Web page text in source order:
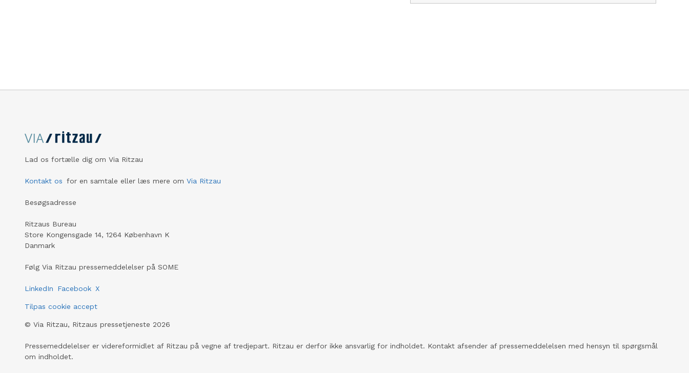
Lad os fortælle dig om Via Ritzau
Kontakt os for en samtale eller læs mere om Via Ritzau
Besøgsadresse
Ritzaus Bureau
Store Kongensgade 14, 1264 København K
Danmark
Følg Via Ritzau pressemeddelelser på SOME
LinkedIn Facebook X
Tilpas cookie accept
© Via Ritzau, Ritzaus pressetjeneste 2026
Pressemeddelelser er videreformidlet af Ritzau på vegne af tredjepart. Ritzau er derfor ikke ansvarlig for indholdet. Kontakt afsender af pressemeddelelsen med hensyn til spørgsmål
om indholdet.